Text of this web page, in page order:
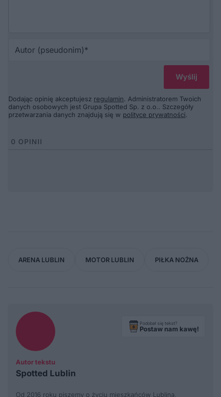
Dodając opinię akceptujesz regulamin. Administratorem Twoich
danych osobowych jest Grupa Spotted Sp. z o.o.. Szczegóły
przetwarzania danych znajdują się w polityce prywatności.
0 OPINII
ARENA LUBLIN MOTOR LUBLIN PIŁKA NOŻNA
Autor tekstu
Spotted Lublin
Podobał się tekst?
Postaw nam kawę!
Od 2016 roku piszemy o życiu mieszkańców Lublina.